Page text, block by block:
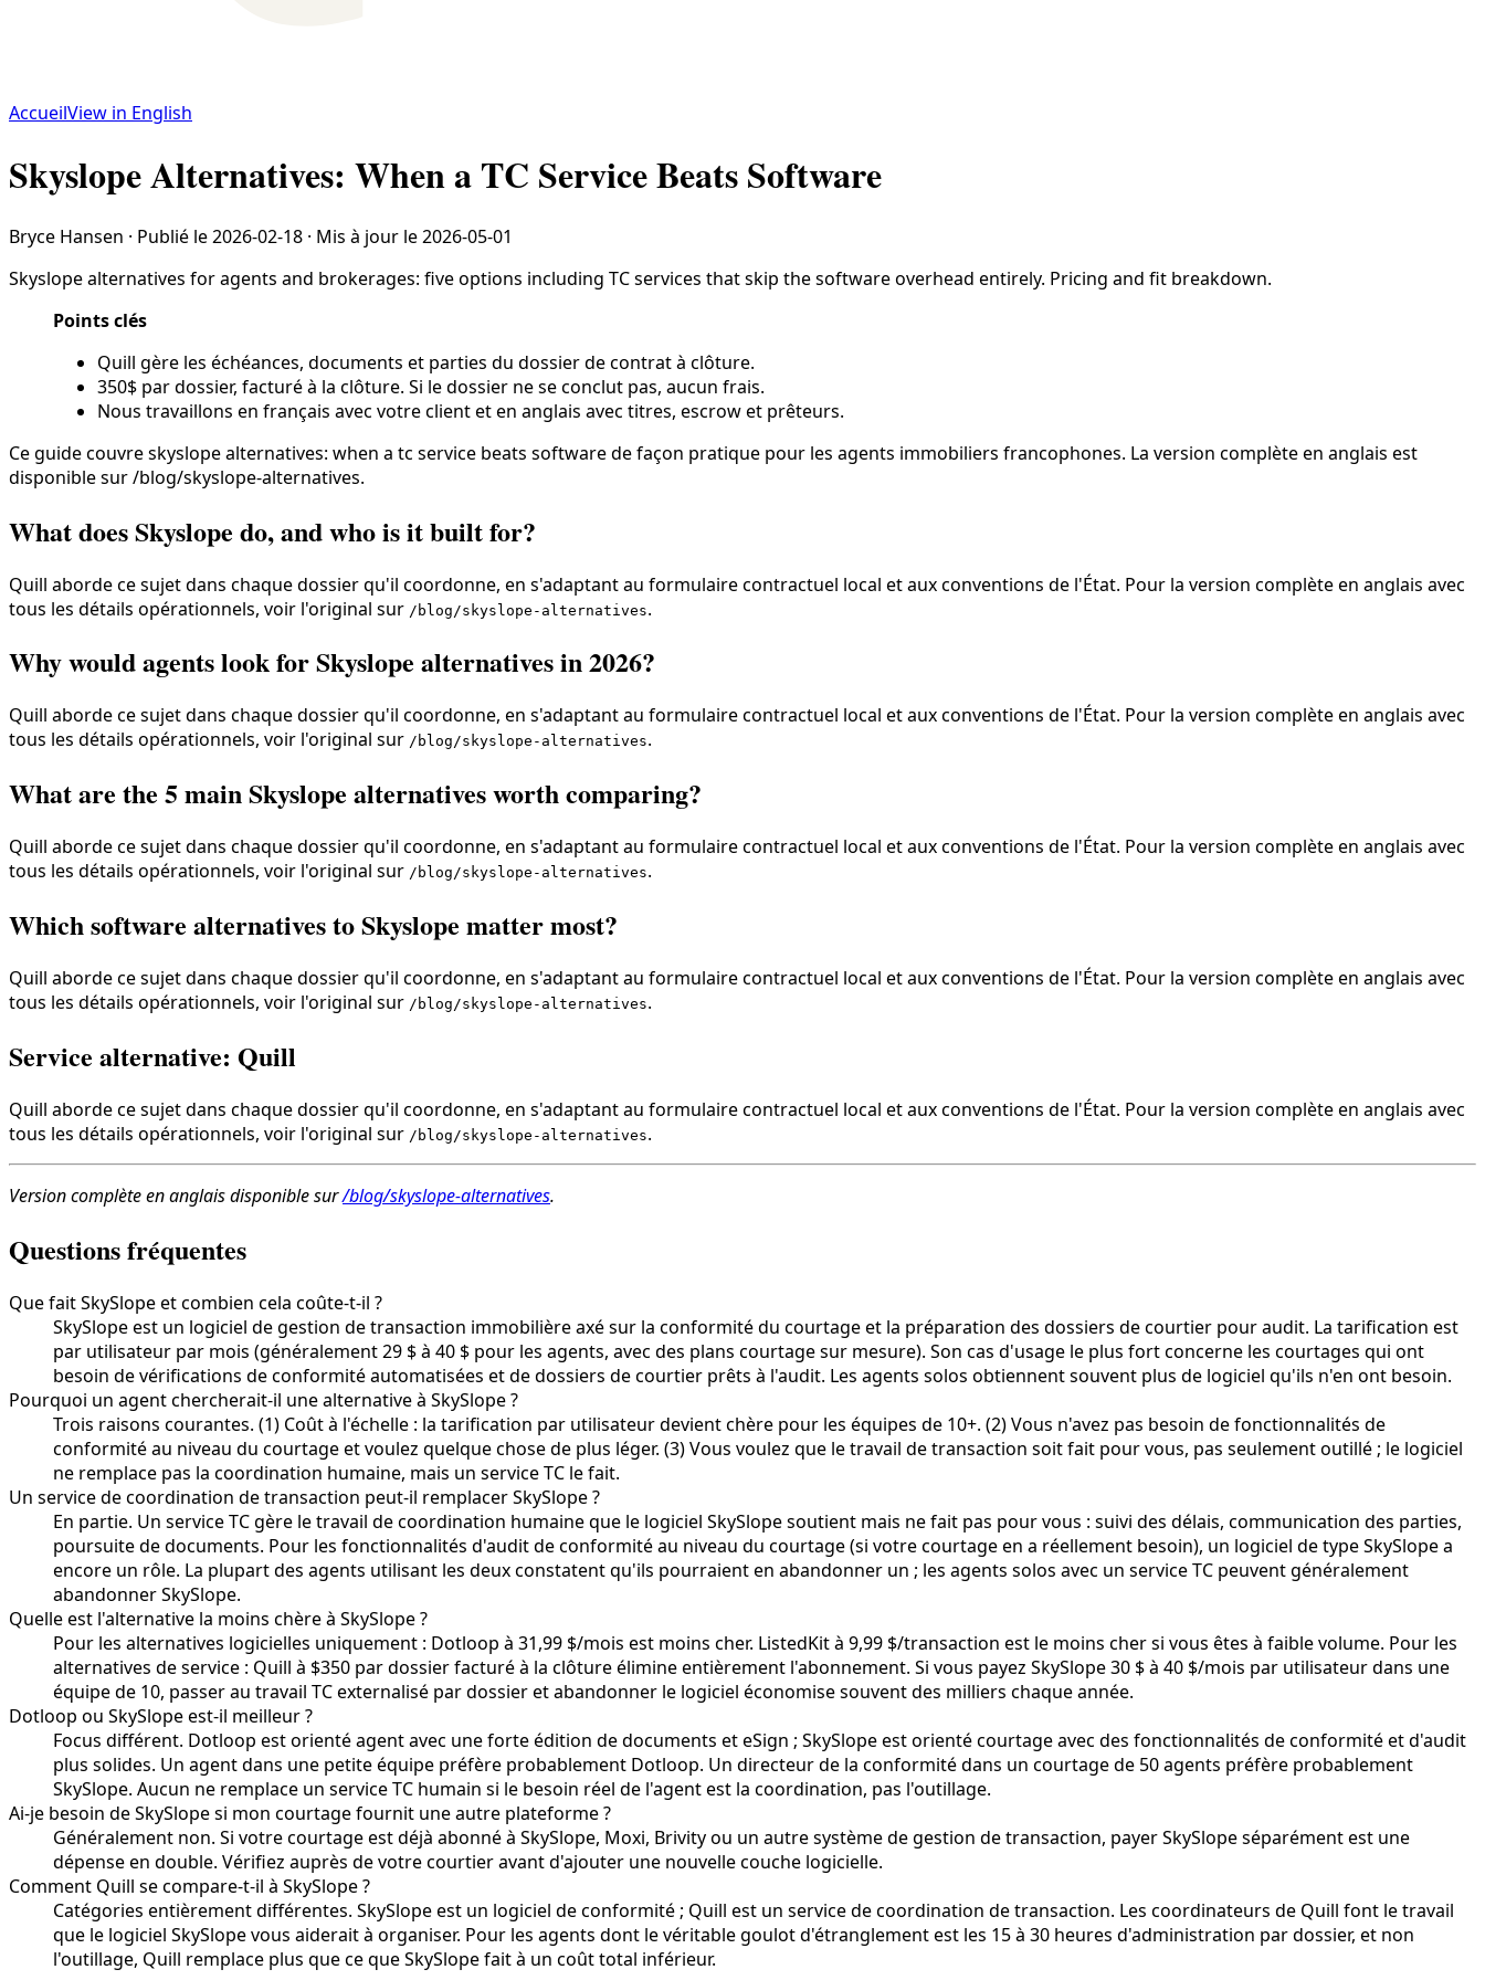
AccueilView in English
Skyslope Alternatives: When a TC Service Beats Software
Bryce Hansen · Publié le2026-02-18 · Mis à jour le2026-05-01
Skyslope alternatives for agents and brokerages: five options including TC services that skip the software overhead entirely. Pricing and fit breakdown.
Points clés
Quill gère les échéances, documents et parties du dossier de contrat à clôture.
350$ par dossier, facturé à la clôture. Si le dossier ne se conclut pas, aucun frais.
Nous travaillons en français avec votre client et en anglais avec titres, escrow et prêteurs.
Ce guide couvre skyslope alternatives: when a tc service beats software de façon pratique pour les agents immobiliers francophones. La version complète en anglais est
disponible sur /blog/skyslope-alternatives.
What does Skyslope do, and who is it built for?
Quill aborde ce sujet dans chaque dossier qu'il coordonne, en s'adaptant au formulaire contractuel local et aux conventions de l'État. Pour la version complète en anglais avec
tous les détails opérationnels, voir l'original sur /blog/skyslope-alternatives.
Why would agents look for Skyslope alternatives in 2026?
Quill aborde ce sujet dans chaque dossier qu'il coordonne, en s'adaptant au formulaire contractuel local et aux conventions de l'État. Pour la version complète en anglais avec
tous les détails opérationnels, voir l'original sur /blog/skyslope-alternatives.
What are the 5 main Skyslope alternatives worth comparing?
Quill aborde ce sujet dans chaque dossier qu'il coordonne, en s'adaptant au formulaire contractuel local et aux conventions de l'État. Pour la version complète en anglais avec
tous les détails opérationnels, voir l'original sur /blog/skyslope-alternatives.
Which software alternatives to Skyslope matter most?
Quill aborde ce sujet dans chaque dossier qu'il coordonne, en s'adaptant au formulaire contractuel local et aux conventions de l'État. Pour la version complète en anglais avec
tous les détails opérationnels, voir l'original sur /blog/skyslope-alternatives.
Service alternative: Quill
Quill aborde ce sujet dans chaque dossier qu'il coordonne, en s'adaptant au formulaire contractuel local et aux conventions de l'État. Pour la version complète en anglais avec
tous les détails opérationnels, voir l'original sur /blog/skyslope-alternatives.
Version complète en anglais disponible sur/blog/skyslope-alternatives.
Questions fréquentes
Que fait SkySlope et combien cela coûte-t-il ?
SkySlope est un logiciel de gestion de transaction immobilière axé sur la conformité du courtage et la préparation des dossiers de courtier pour audit. La tarification est
par utilisateur par mois (généralement 29 $ à 40 $ pour les agents, avec des plans courtage sur mesure). Son cas d'usage le plus fort concerne les courtages qui ont
besoin de vérifications de conformité automatisées et de dossiers de courtier prêts à l'audit. Les agents solos obtiennent souvent plus de logiciel qu'ils n'en ont besoin.
Pourquoi un agent chercherait-il une alternative à SkySlope ?
Trois raisons courantes. (1) Coût à l'échelle : la tarification par utilisateur devient chère pour les équipes de 10+. (2) Vous n'avez pas besoin de fonctionnalités de
conformité au niveau du courtage et voulez quelque chose de plus léger. (3) Vous voulez que le travail de transaction soit fait pour vous, pas seulement outillé ; le logiciel
ne remplace pas la coordination humaine, mais un service TC le fait.
Un service de coordination de transaction peut-il remplacer SkySlope ?
En partie. Un service TC gère le travail de coordination humaine que le logiciel SkySlope soutient mais ne fait pas pour vous : suivi des délais, communication des parties,
poursuite de documents. Pour les fonctionnalités d'audit de conformité au niveau du courtage (si votre courtage en a réellement besoin), un logiciel de type SkySlope a
encore un rôle. La plupart des agents utilisant les deux constatent qu'ils pourraient en abandonner un ; les agents solos avec un service TC peuvent généralement
abandonner SkySlope.
Quelle est l'alternative la moins chère à SkySlope ?
Pour les alternatives logicielles uniquement : Dotloop à 31,99 $/mois est moins cher. ListedKit à 9,99 $/transaction est le moins cher si vous êtes à faible volume. Pour les
alternatives de service : Quill à $350 par dossier facturé à la clôture élimine entièrement l'abonnement. Si vous payez SkySlope 30 $ à 40 $/mois par utilisateur dans une
équipe de 10, passer au travail TC externalisé par dossier et abandonner le logiciel économise souvent des milliers chaque année.
Dotloop ou SkySlope est-il meilleur ?
Focus différent. Dotloop est orienté agent avec une forte édition de documents et eSign ; SkySlope est orienté courtage avec des fonctionnalités de conformité et d'audit
plus solides. Un agent dans une petite équipe préfère probablement Dotloop. Un directeur de la conformité dans un courtage de 50 agents préfère probablement
SkySlope. Aucun ne remplace un service TC humain si le besoin réel de l'agent est la coordination, pas l'outillage.
Ai-je besoin de SkySlope si mon courtage fournit une autre plateforme ?
Généralement non. Si votre courtage est déjà abonné à SkySlope, Moxi, Brivity ou un autre système de gestion de transaction, payer SkySlope séparément est une
dépense en double. Vérifiez auprès de votre courtier avant d'ajouter une nouvelle couche logicielle.
Comment Quill se compare-t-il à SkySlope ?
Catégories entièrement différentes. SkySlope est un logiciel de conformité ; Quill est un service de coordination de transaction. Les coordinateurs de Quill font le travail
que le logiciel SkySlope vous aiderait à organiser. Pour les agents dont le véritable goulot d'étranglement est les 15 à 30 heures d'administration par dossier, et non
l'outillage, Quill remplace plus que ce que SkySlope fait à un coût total inférieur.